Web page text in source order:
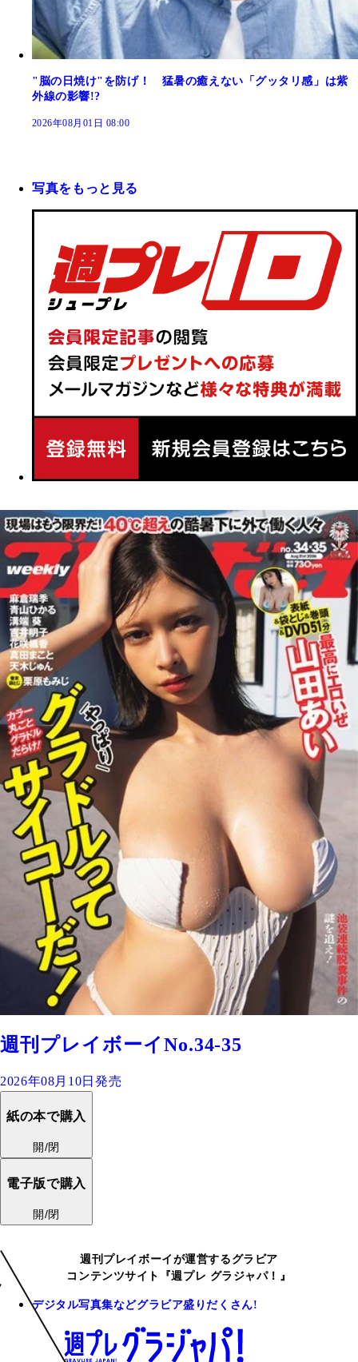
"脳の日焼け"を防げ！ 猛暑の癒えない「グッタリ感」は紫
外線の影響!?
2026年08月01日 08:00
写真をもっと見る
週刊プレイボーイNo.34-35
2026年08月10日発売
紙の本で購入
開/閉
電子版で購入
開/閉
週刊プレイボーイが運営するグラビア
コンテンツサイト『週プレ グラジャパ！』
デジタル写真集などグラビア盛りだくさん!